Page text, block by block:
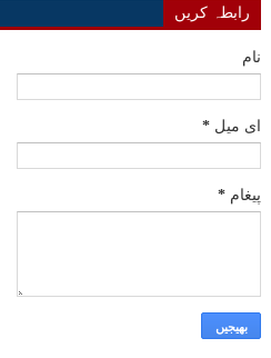
رابطہ کریں
نام
ای میل *
پیغام *